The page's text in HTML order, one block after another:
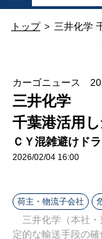
ュ
オ
ン
ラ
ン
トップ > 三井化学
カーゴニュース
三井化学
千葉港活用
ＣＹ混雑避けド
2026/02/04 16:00
荷主・物流子会社
三井化学（本社・
定的な輸送手段の